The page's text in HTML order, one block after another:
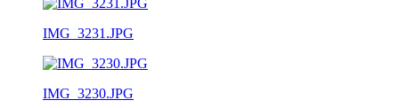
IMG_3231.JPG
IMG_3230.JPG